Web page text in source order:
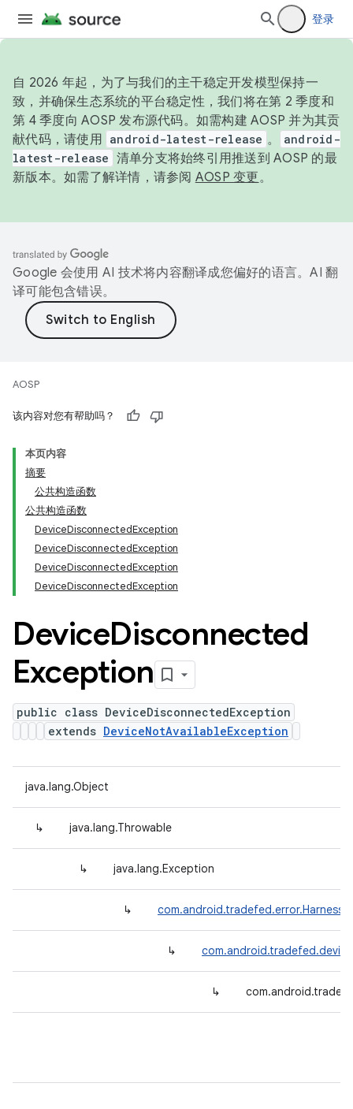
登录
自 2026 年起，为了与我们的主干稳定开发模型保持一
致，并确保生态系统的平台稳定性，我们将在第 2 季度和
第 4 季度向 AOSP 发布源代码。如需构建 AOSP 并为其贡
献代码，请使用 android-latest-release 。
android-
latest-release 清单分支将始终引用推送到 AOSP 的最
新版本。如需了解详情，请参阅 AOSP 变更。
Google 会使用 AI 技术将内容翻译成您偏好的语言。AI 翻
译可能包含错误。
AOSP
该内容对您有帮助吗？
本页内容
摘要
公共构造函数
公共构造函数
DeviceDisconnectedException
DeviceDisconnectedException
DeviceDisconnectedException
DeviceDisconnectedException
DeviceDisconnected
Exception
public class DeviceDisconnectedException
extends DeviceNotAvailableException
java.lang.Object
↳ java.lang.Throwable
↳ java.lang.Exception
↳
↳
↳